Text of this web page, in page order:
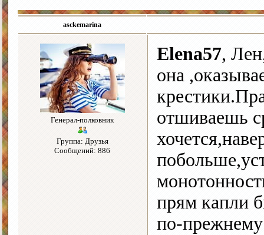
asckemarina
Генерал-полковник
Группа: Друзья
Сообщений: 886
Elena57,
она
отшиваешь
прям капли
по-